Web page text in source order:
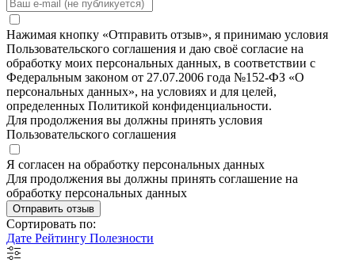
Нажимая кнопку «Отправить отзыв», я принимаю условия
Пользовательского соглашения и даю своё согласие на
обработку моих персональных данных, в соответствии с
Федеральным законом от 27.07.2006 года №152-ФЗ «О
персональных данных», на условиях и для целей,
определенных Политикой конфиденциальности.
Для продолжения вы должны принять условия
Пользовательского соглашения
Я согласен на обработку персональных данных
Для продолжения вы должны принять соглашение на
обработку персональных данных
Отправить отзыв
Сортировать по:
Дате Рейтингу Полезности